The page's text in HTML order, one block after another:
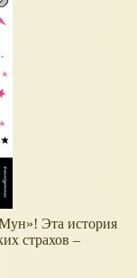
! Эта история
страхов –